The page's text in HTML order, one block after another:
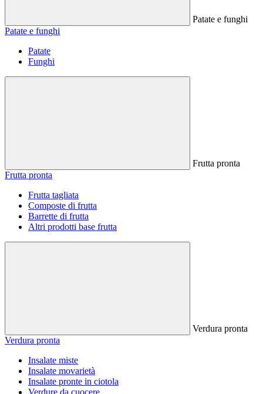
Patate e funghi
Patate e funghi
Patate
Funghi
Frutta pronta
Frutta pronta
Frutta tagliata
Composte di frutta
Barrette di frutta
Altri prodotti base frutta
Verdura pronta
Verdura pronta
Insalate miste
Insalate movarietà
Insalate pronte in ciotola
Verdure da cuocere